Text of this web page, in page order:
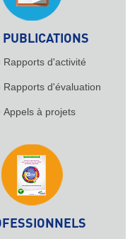
PUBLICATIONS
Rapports d'activité
Rapports d'évaluation
Appels à projets